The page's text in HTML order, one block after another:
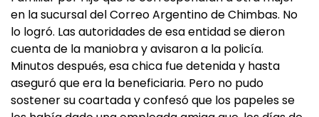
en la sucursal del Correo Argentino de Chimbas. No
lo logró. Las autoridades de esa entidad se dieron
cuenta de la maniobra y avisaron a la policía.
Minutos después, esa chica fue detenida y hasta
aseguró que era la beneficiaria. Pero no pudo
sostener su coartada y confesó que los papeles se